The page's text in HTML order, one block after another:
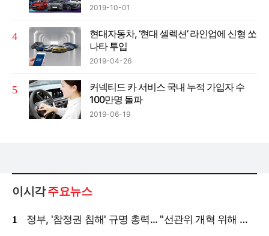
2019-10-01
현대자동차, ‘현대 셀렉션’ 라인업에 신형 쏘
나타 투입
2019-04-26
커넥티드 카 서비스 국내 누적 가입자 수
100만명 돌파
2019-06-19
이시각주요뉴스
정부, '참정권 침해' 규명 총력... "선관위 개혁 위해 국정조사 등 모든 조치"